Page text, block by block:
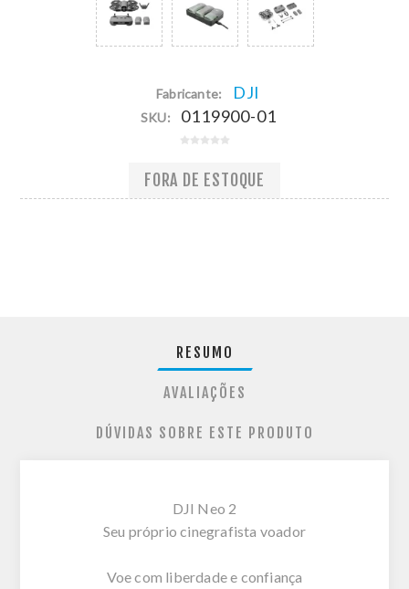
Fabricante: DJI
SKU: 0119900-01
FORA DE ESTOQUE
RESUMO
AVALIAÇÕES
DÚVIDAS SOBRE ESTE PRODUTO
DJI Neo 2
Seu próprio cinegrafista voador
Voe com liberdade e confiança